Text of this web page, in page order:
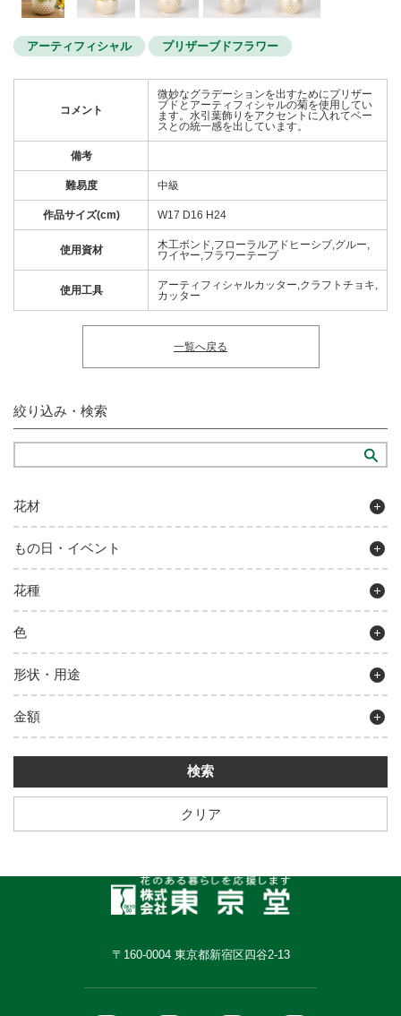
アーティフィシャル プリザーブドフラワー
コメント
微妙なグラデーションを出すためにプリザー
ブドとアーティフィシャルの菊を使用してい
ます。水引葉飾りをアクセントに入れてベー
スとの統一感を出しています。
備考
難易度 中級
作品サイズ(cm) W17 D16 H24
使用資材
木工ボンド,フローラルアドヒーシブ,グルー,
ワイヤー,フラワーテープ
使用工具
アーティフィシャルカッター,クラフトチョキ,
カッター
一覧へ戻る
絞り込み・検索
花材
もの日・イベント
花種
色
形状・用途
金額
クリア
〒160-0004 東京都新宿区四谷2-13